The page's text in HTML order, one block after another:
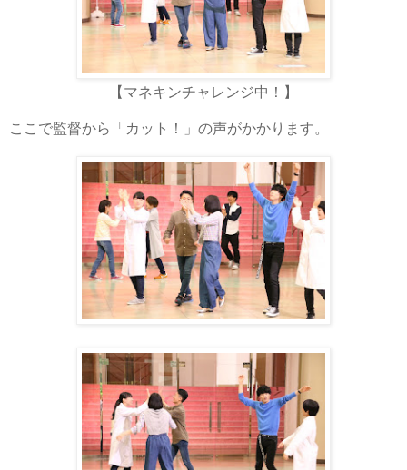
【マネキンチャレンジ中！】
ここで監督から「カット！」の声がかかります。